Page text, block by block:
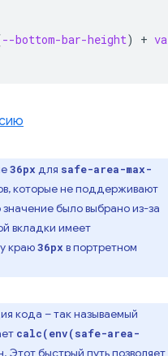
--bottom-bar-height) +
36px для safe-area-max-
которые не поддерживают
значение было выбрано из-за
вкладки имеет
краю36px в портретном
кода – так называемый
calc(env(safe-area-